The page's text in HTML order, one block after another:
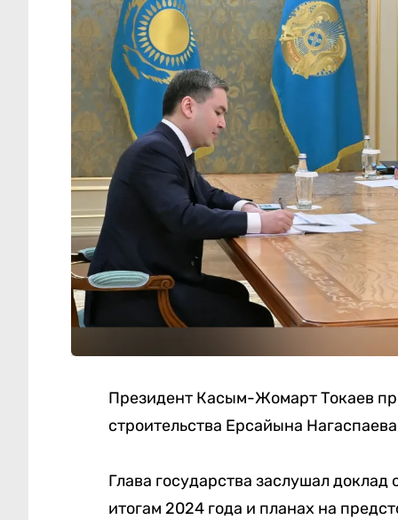
Президент Касым-Жомарт Токаев
строительства Ерсайына
Глава государства заслушал доклад
итогам 2024 года и планах на